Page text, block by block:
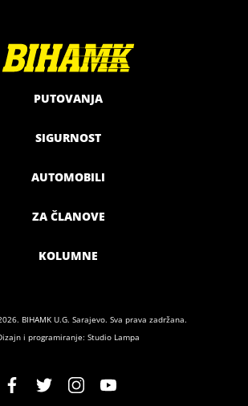
PUTOVANJA
SIGURNOST
AUTOMOBILI
ZA ČLANOVE
KOLUMNE
BIHAMK U.G. Sarajevo. Sva prava zadržana.
i programiranje: Studio Lampa